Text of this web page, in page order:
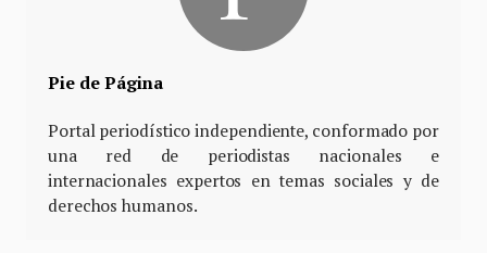
Pie de Página
Portal periodístico independiente, conformado por
una red de periodistas nacionales e
internacionales expertos en temas sociales y de
derechos humanos.